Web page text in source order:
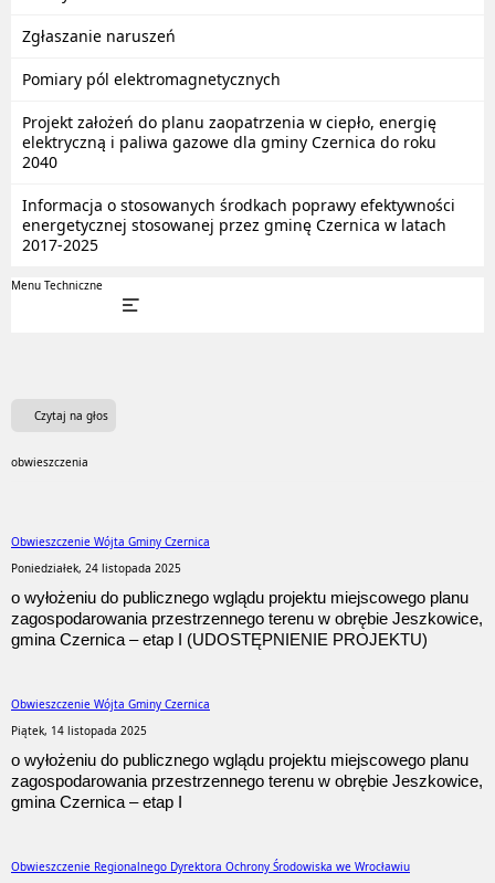
Zgłaszanie naruszeń
Pomiary pól elektromagnetycznych
Projekt założeń do planu zaopatrzenia w ciepło, energię
elektryczną i paliwa gazowe dla gminy Czernica do roku
2040
Informacja o stosowanych środkach poprawy efektywności
energetycznej stosowanej przez gminę Czernica w latach
2017-2025
Menu Techniczne
Czytaj na głos
obwieszczenia
Obwieszczenie Wójta Gminy Czernica
Poniedziałek, 24 listopada 2025
o wyłożeniu do publicznego wglądu projektu miejscowego planu
zagospodarowania przestrzennego terenu w obrębie Jeszkowice,
gmina Czernica – etap I (UDOSTĘPNIENIE PROJEKTU)
Obwieszczenie Wójta Gminy Czernica
Piątek, 14 listopada 2025
o wyłożeniu do publicznego wglądu projektu miejscowego planu
zagospodarowania przestrzennego terenu w obrębie Jeszkowice,
gmina Czernica – etap I
Obwieszczenie Regionalnego Dyrektora Ochrony Środowiska we Wrocławiu